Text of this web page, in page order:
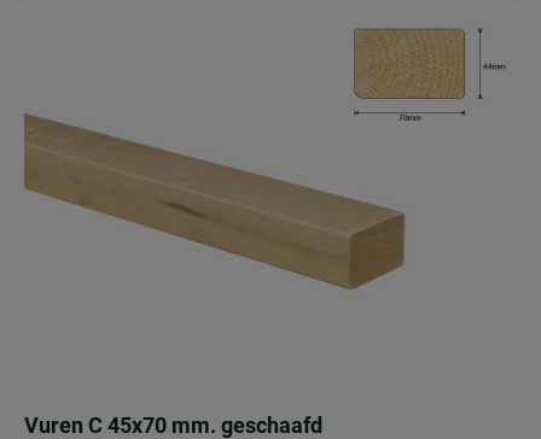
Vuren C 45x70 mm. geschaafd